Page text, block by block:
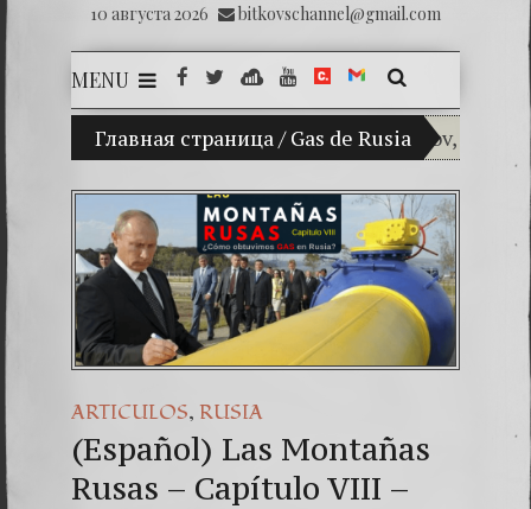
10 августа 2026
bitkovschannel@gmail.com
MENU
Главная страница/ Gas de Rusia
(Español) Mi hijo Vladimir Bitkov, una
(Español)
(Español)
(Español)
Dr. Erwin
ARTICULOS, RUSIA
(Español) Las Montañas
Rusas – Capítulo VIII –